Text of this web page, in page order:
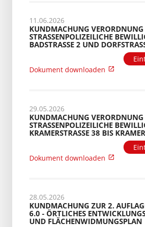
11.06.2026
KUNDMACHUNG VERORDNUNG
STRASSENPOLIZEILICHE
ADSTRASSE 2 UND DORFSTRASSE
Dokument downloaden
29.05.2026
KUNDMACHUNG VERORDNUNG
STRASSENPOLIZEILICHE
RAMERSTRASSE 38 BIS
Dokument downloaden
28.05.2026
KUNDMACHUNG ZUR 2.
6.0 - ÖRTLICHES
UND FLÄCHENWIDMUNGSPLAN